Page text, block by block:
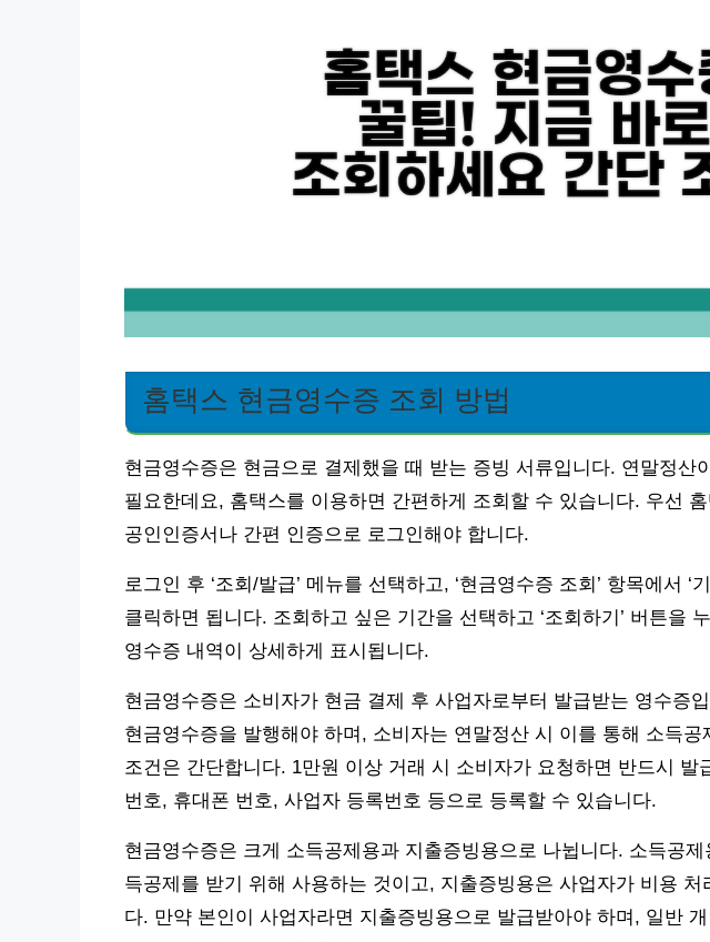
홈택스 현금영수증 조회 방법
현금영수증은 현금으로 결제했을 때 받는 증빙 서류입니다. 연말정산
필요한데요, 홈택스를 이용하면 간편하게 조회할 수 있습니다. 우선
공인인증서나 간편 인증으로 로그인해야 합니다.
로그인 후 ‘조회/발급’ 메뉴를 선택하고, ‘현금영수증 조회’ 항목에서 ‘
클릭하면 됩니다. 조회하고 싶은 기간을 선택하고 ‘조회하기’ 버튼을
영수증 내역이 상세하게 표시됩니다.
현금영수증은 소비자가 현금 결제 후 사업자로부터 발급받는 영수증
현금영수증을 발행해야 하며, 소비자는 연말정산 시 이를 통해 소득
조건은 간단합니다. 1만원 이상 거래 시 소비자가 요청하면 반드시 발
번호, 휴대폰 번호, 사업자 등록번호 등으로 등록할 수 있습니다.
현금영수증은 크게 소득공제용과 지출증빙용으로 나뉩니다. 소득공
득공제를 받기 위해 사용하는 것이고, 지출증빙용은 사업자가 비용 처
다. 만약 본인이 사업자라면 지출증빙용으로 발급받아야 하며, 일반